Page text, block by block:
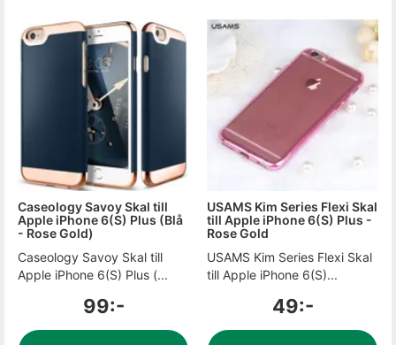
Caseology Savoy Skal till
Apple iPhone 6(S) Plus (Blå
- Rose Gold)
Caseology Savoy Skal till
Apple iPhone 6(S) Plus (...
99:-
USAMS Kim Series Flexi Skal
till Apple iPhone 6(S) Plus -
Rose Gold
USAMS Kim Series Flexi Skal
till Apple iPhone 6(S)...
49:-